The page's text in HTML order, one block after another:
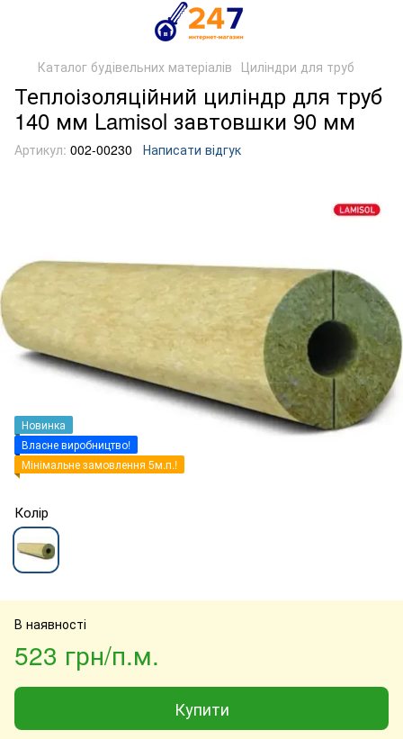
Каталог будівельних матеріалів Циліндри для труб
Теплоізоляційний циліндр для труб
140 мм Lamisol завтовшки 90 мм
Артикул: 002-00230 Написати відгук
Новинка
Власне виробництво!
Мінімальне замовлення 5м.п.!
Колір
В наявності
523 грн/п.м.
Купити